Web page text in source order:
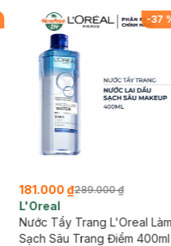
-37
181.000 ₫289.000 ₫
L'Oreal
Nước Tẩy Trang L'Oreal
Sạch Sâu Trang Điểm 400ml